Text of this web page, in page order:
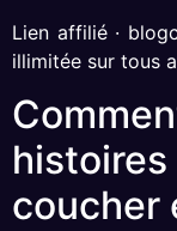
Lien affilié ·
illimitée sur tous
coucher